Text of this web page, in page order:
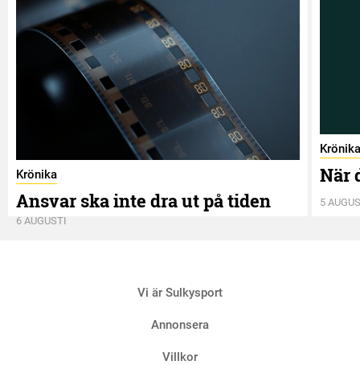
Krönika
Ansvar ska inte dra ut på tiden
6 AUGUSTI
Krönika
När
5
Vi är Sulkysport
Annonsera
Villkor